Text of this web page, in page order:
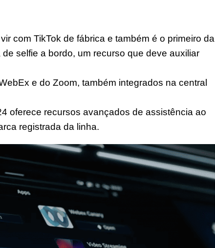
com TikTok de fábrica e também é o primeiro da
selfie a bordo, um recurso que deve auxiliar
e do Zoom, também integrados na central
oferece recursos avançados de assistência ao
registrada da linha.